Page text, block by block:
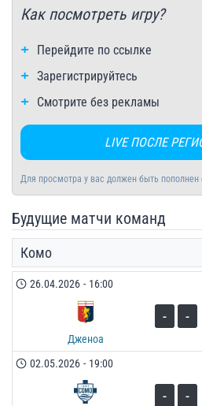
Как посмотреть игру?
Перейдите по ссылке
Зарегистрируйтесь
Смотрите без рекламы
LIVE ПОСЛЕ
Для просмотра у вас должен быть пополнен
Будущие матчи команд
Комо
26.04.2026 - 16:00
Дженоа
- -
02.05.2026 - 19:00
- -